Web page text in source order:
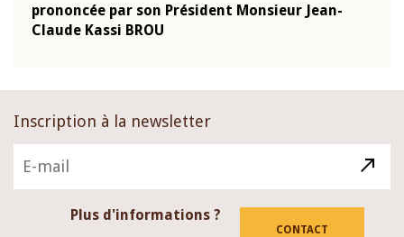
prononcée par son Président Monsieur Jean-
Claude Kassi BROU
Inscription à la newsletter
Plus d'informations ?
CONTACT